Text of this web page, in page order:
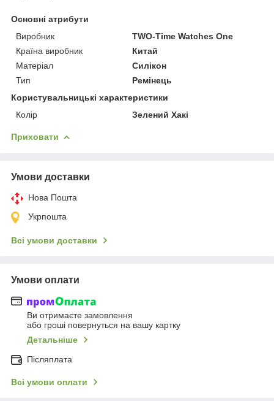
Основні атрибути
Виробник
TWO-Time Watches One
Країна виробник
Китай
Матеріал
Силікон
Тип
Ремінець
Користувальницькі характеристики
Колір
Зелений Хакі
Приховати
Умови доставки
Нова Пошта
Укрпошта
Всі умови доставки
Умови оплати
Ви отримаєте замовлення
або гроші повернуться на вашу картку
Детальніше
Післяплата
Всі умови оплати